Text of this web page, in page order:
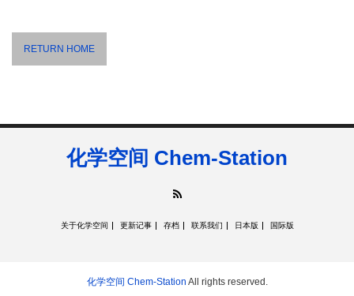
RETURN HOME
化学空间 Chem-Station
关于化学空间 更新记事 存档 联系我们 日本版 国际版
化学空间 Chem-Station All rights reserved.